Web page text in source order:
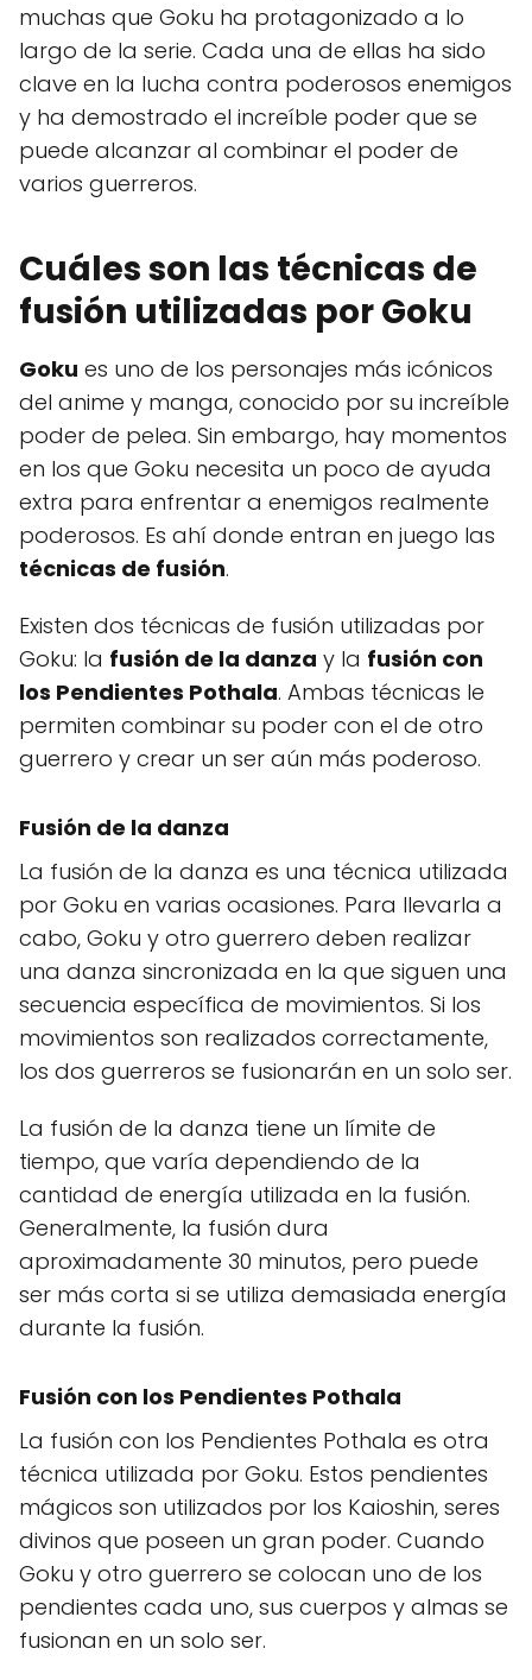
muchas que Goku ha protagonizado a lo
largo de la serie. Cada una de ellas ha sido
clave en la lucha contra poderosos enemigos
y ha demostrado el increíble poder que se
puede alcanzar al combinar el poder de
varios guerreros.
Cuáles son las técnicas de
fusión utilizadas por Goku
Goku es uno de los personajes más icónicos
del anime y manga, conocido por su increíble
poder de pelea. Sin embargo, hay momentos
en los que Goku necesita un poco de ayuda
extra para enfrentar a enemigos realmente
poderosos. Es ahí donde entran en juego las
técnicas de fusión.
Existen dos técnicas de fusión utilizadas por
Goku: la fusión de la danza y la fusión con
los Pendientes Pothala. Ambas técnicas le
permiten combinar su poder con el de otro
guerrero y crear un ser aún más poderoso.
Fusión de la danza
La fusión de la danza es una técnica utilizada
por Goku en varias ocasiones. Para llevarla a
cabo, Goku y otro guerrero deben realizar
una danza sincronizada en la que siguen una
secuencia específica de movimientos. Si los
movimientos son realizados correctamente,
los dos guerreros se fusionarán en un solo ser.
La fusión de la danza tiene un límite de
tiempo, que varía dependiendo de la
cantidad de energía utilizada en la fusión.
Generalmente, la fusión dura
aproximadamente 30 minutos, pero puede
ser más corta si se utiliza demasiada energía
durante la fusión.
Fusión con los Pendientes Pothala
La fusión con los Pendientes Pothala es otra
técnica utilizada por Goku. Estos pendientes
mágicos son utilizados por los Kaioshin, seres
divinos que poseen un gran poder. Cuando
Goku y otro guerrero se colocan uno de los
pendientes cada uno, sus cuerpos y almas se
fusionan en un solo ser.